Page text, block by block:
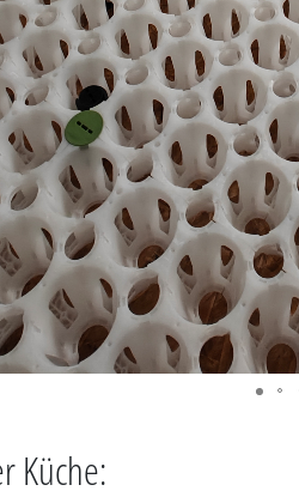
Küche: